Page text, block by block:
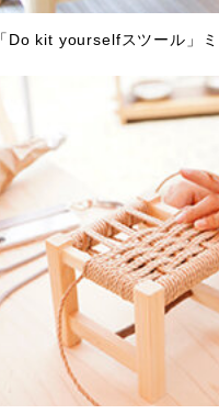
「Do kit yourselfスツール」